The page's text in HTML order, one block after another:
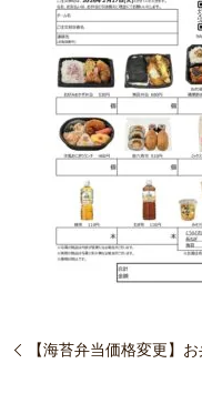
【海苔弁当価格変更】